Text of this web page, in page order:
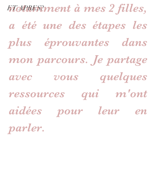
ET APRES?
notamment à mes 2 filles,
a été une des étapes les
plus éprouvantes dans
mon parcours. Je partage
avec vous quelques
ressources qui m'ont
aidées pour leur en
parler.